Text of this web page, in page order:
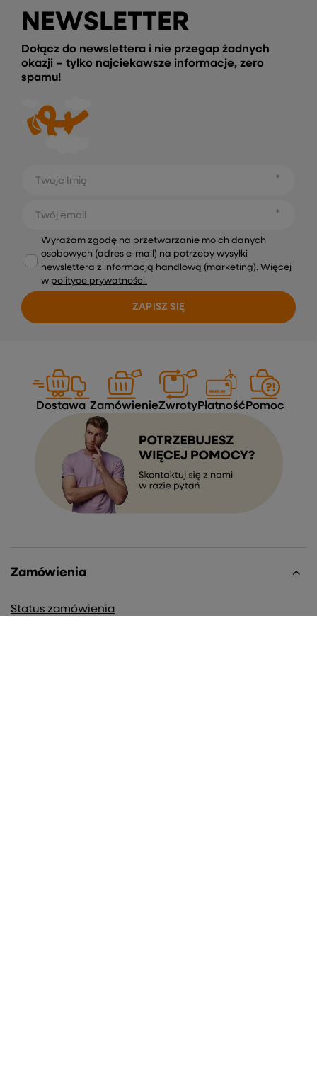
NEWSLETTER
Dołącz do newslettera i nie przegap żadnych
okazji – tylko najciekawsze informacje, zero
spamu!
Twoje Imię
Twój email
Wyrażam zgodę na przetwarzanie moich danych
osobowych (adres e-mail) na potrzeby wysyłki
newslettera z informacją handlową (marketing). Więcej
w polityce prywatności.
ZAPISZ SIĘ
Dostawa ZamówienieZwrotyPłatność Pomoc
Zamówienia
Status zamówienia